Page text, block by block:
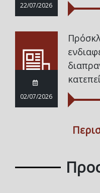
22/07/2026
02/07/2026